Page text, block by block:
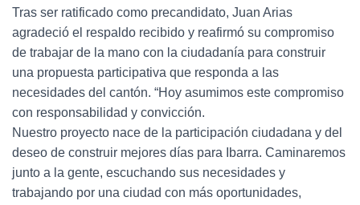
Tras ser ratificado como precandidato, Juan Arias
agradeció el respaldo recibido y reafirmó su compromiso
de trabajar de la mano con la ciudadanía para construir
una propuesta participativa que responda a las
necesidades del cantón. “Hoy asumimos este compromiso
con responsabilidad y convicción.
Nuestro proyecto nace de la participación ciudadana y del
deseo de construir mejores días para Ibarra. Caminaremos
junto a la gente, escuchando sus necesidades y
trabajando por una ciudad con más oportunidades,